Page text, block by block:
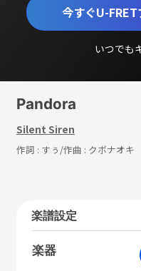
今すぐU-
いつでも
Pandora
Silent Siren
作詞 : すぅ /作曲 : クボナオキ
楽譜設定
楽器